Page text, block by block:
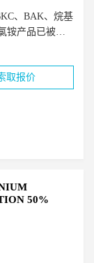
、BAK、烷基
铵产品已被证
，霉菌，包膜
/颜色。苄基
四烷基）二甲
取报价
50%